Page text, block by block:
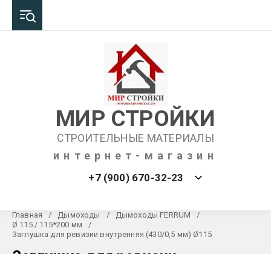
МИР СТРОЙКИ
СТРОИТЕЛЬНЫЕ МАТЕРИАЛЫ
интернет-магазин
+7 (900) 670-32-23
Главная / Дымоходы / Дымоходы FERRUM
/
Ø 115 / 115*200 мм
/
Заглушка для ревизии внутренняя (430/0,5 мм) Ø115